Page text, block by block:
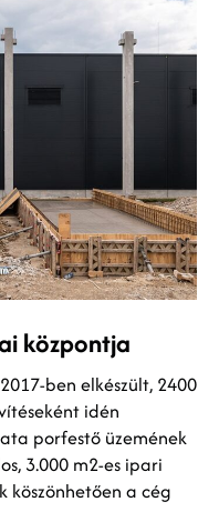
központja
ben elkészült, 2400
idén
porfestő üzemének
3.000 m2-es ipari
köszönhetően a cég